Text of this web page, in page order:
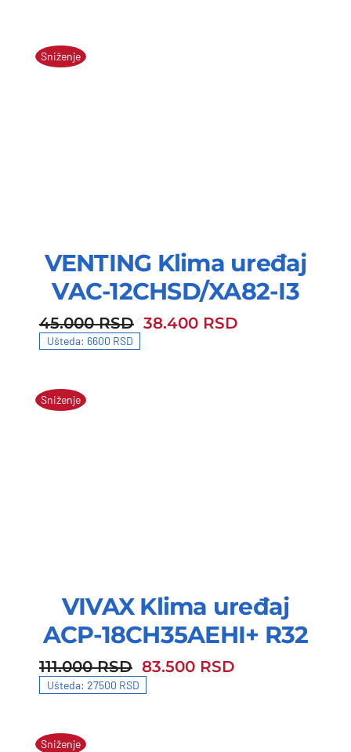
Sniženje
VENTING Klima uređaj
VAC-12CHSD/XA82-I3
45.000RSD
45.000 RSD. 38.400 RSD
38.400 RSD.
Ušteda: 6600 RSD
Sniženje
VIVAX Klima uređaj
ACP-18CH35AEHI+ R32
111.000RSD
111.000 RSD. 83.500 RSD
83.500 RSD.
Ušteda: 27500 RSD
Sniženje